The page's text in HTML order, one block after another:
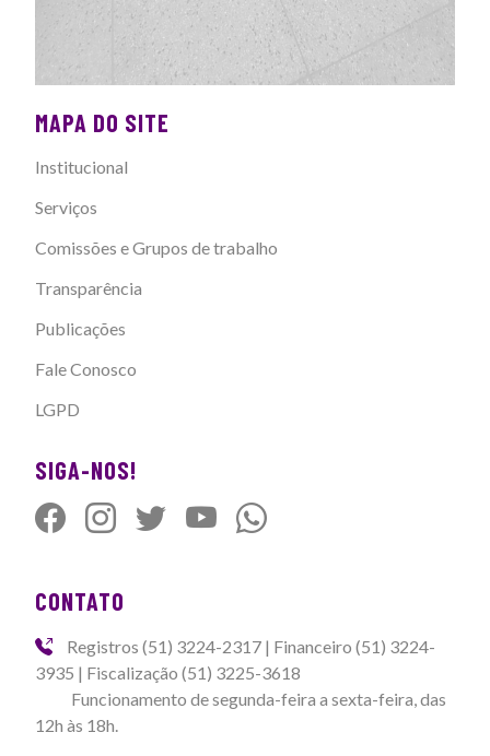
MAPA DO SITE
Institucional
Serviços
Comissões e Grupos de trabalho
Transparência
Publicações
Fale Conosco
LGPD
SIGA-NOS!
CONTATO
Registros (51) 3224-2317 | Financeiro (51) 3224-
3935 | Fiscalização (51) 3225-3618
Funcionamento de segunda-feira a sexta-feira, das
12h às 18h.